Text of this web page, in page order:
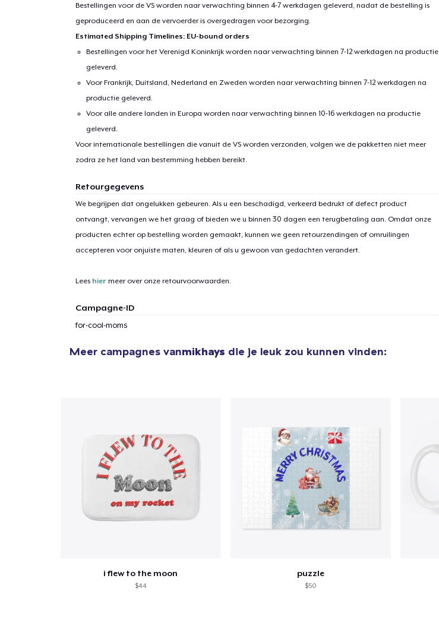
Bestellingen voor de VS worden naar verwachting binnen 4-7 werkdagen geleverd, nadat de bestelling is
geproduceerd en aan de vervoerder is overgedragen voor bezorging.
Estimated Shipping Timelines: EU-bound orders
Bestellingen voor het Verenigd Koninkrijk worden naar verwachting binnen 7-12 werkdagen na productie
geleverd.
Voor Frankrijk, Duitsland, Nederland en Zweden worden naar verwachting binnen 7-12 werkdagen na
productie geleverd.
Voor alle andere landen in Europa worden naar verwachting binnen 10-16 werkdagen na productie
geleverd.
Voor internationale bestellingen die vanuit de VS worden verzonden, volgen we de pakketten niet meer
zodra ze het land van bestemming hebben bereikt.
Retourgegevens
We begrijpen dat ongelukken gebeuren. Als u een beschadigd, verkeerd bedrukt of defect product
ontvangt, vervangen we het graag of bieden we u binnen 30 dagen een terugbetaling aan. Omdat onze
producten echter op bestelling worden gemaakt, kunnen we geen retourzendingen of omruilingen
accepteren voor onjuiste maten, kleuren of als u gewoon van gedachten verandert.
Lees hier meer over onze retourvoorwaarden.
Campagne-ID
for-cool-moms
Meer campagnes vanmikhays die je leuk zou kunnen vinden:
i flew to the moon
$44
puzzle
$50
US$ 32,00
Comfort Tee
US$ 23,99
Mug
US$ 13,00
Unisex Classic Crewneck Sweatshirt
US$ 28,00
US$ 23,99